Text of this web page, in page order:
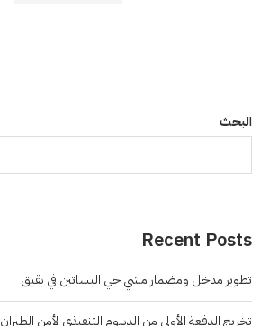
البحث
Recent Posts
تطوير مدخل ومضمار مشي حي البساتين في بقيق
تخريج الدفعة الأولى من الدبلوم التنفيذي لأمن الطيران